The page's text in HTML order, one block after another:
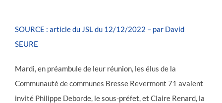
SOURCE : article du JSL du 12/12/2022 – par David
SEURE
Mardi, en préambule de leur réunion, les élus de la
Communauté de communes Bresse Revermont 71 avaient
invité Philippe Deborde, le sous-préfet, et Claire Renard, la